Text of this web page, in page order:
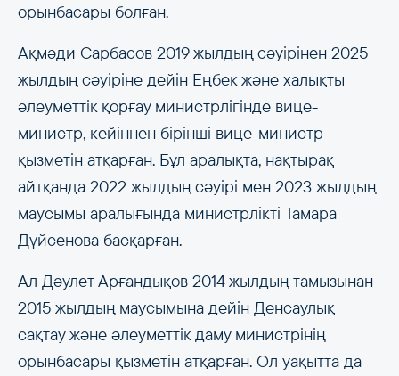
орынбасары болған.
Ақмәди Сарбасов 2019 жылдың сәуірінен 2025
жылдың сәуіріне дейін Еңбек және халықты
әлеуметтік қорғау министрлігінде вице-
министр, кейіннен бірінші вице-министр
қызметін атқарған. Бұл аралықта, нақтырақ
айтқанда 2022 жылдың сәуірі мен 2023 жылдың
маусымы аралығында министрлікті Тамара
Дүйсенова басқарған.
Ал Дәулет Арғандықов 2014 жылдың тамызынан
2015 жылдың маусымына дейін Денсаулық
сақтау және әлеуметтік даму министрінің
орынбасары қызметін атқарған. Ол уақытта да